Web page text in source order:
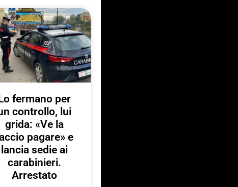
fermano per
controllo, lui
grida: «Ve la
pagare» e
lancia sedie ai
carabinieri.
Arrestato